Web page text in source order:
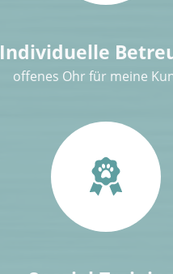
Individuelle
offenes Ohr für meine